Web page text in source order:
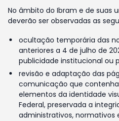
No âmbito do Ibram e de suas
deverão ser observadas as
ocultação temporária das
anteriores a 4 de julho de
publicidade institucional ou
revisão e adaptação das
comunicação que
elementos da identidade
Federal, preservada a
administrativos, normativos